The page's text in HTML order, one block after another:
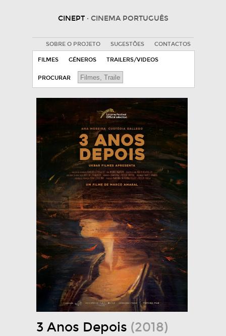
CINEPT · CINEMA PORTUGUÊS
SOBRE O PROJETO SUGESTÕES CONTACTOS
FILMES GÉNEROS TRAILERS/VIDEOS
PROCURAR
3 Anos Depois (2018)